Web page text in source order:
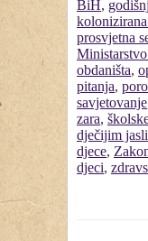
BiH,
prosvjetna
obdaništa,
pitanja,
savjetovanje
zara,
dječijim
djece,
djeci,